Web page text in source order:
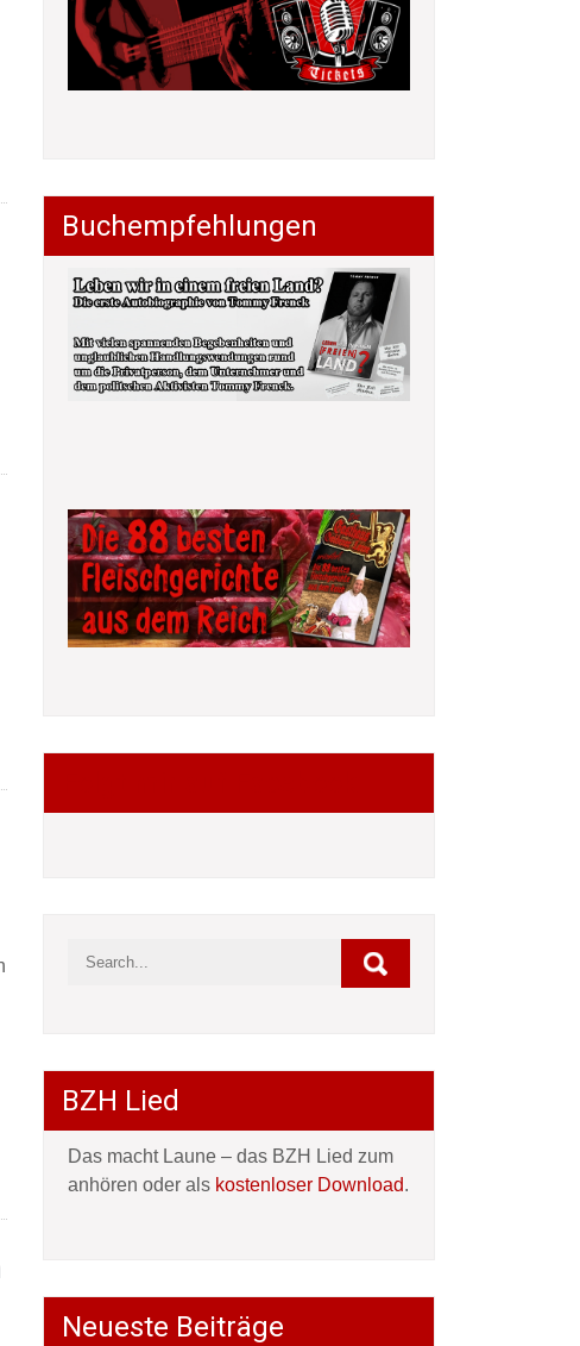
Buchempfehlungen
BZH Lied
Das macht Laune – das BZH Lied zum
anhören oder als kostenloser Download.
Neueste Beiträge